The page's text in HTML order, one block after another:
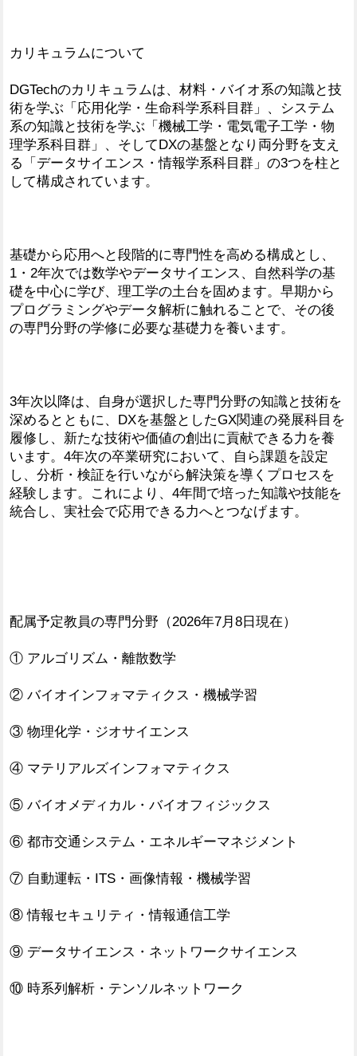
カリキュラムについて
DGTechのカリキュラムは、材料・バイオ系の知識と技
術を学ぶ「応用化学・生命科学系科目群」、システム
系の知識と技術を学ぶ「機械工学・電気電子工学・物
理学系科目群」、そしてDXの基盤となり両分野を支え
る「データサイエンス・情報学系科目群」の3つを柱と
して構成されています。
基礎から応用へと段階的に専門性を高める構成とし、
1・2年次では数学やデータサイエンス、自然科学の基
礎を中心に学び、理工学の土台を固めます。早期から
プログラミングやデータ解析に触れることで、その後
の専門分野の学修に必要な基礎力を養います。
3年次以降は、自身が選択した専門分野の知識と技術を
深めるとともに、DXを基盤としたGX関連の発展科目を
履修し、新たな技術や価値の創出に貢献できる力を養
います。4年次の卒業研究において、自ら課題を設定
し、分析・検証を行いながら解決策を導くプロセスを
経験します。これにより、4年間で培った知識や技能を
統合し、実社会で応用できる力へとつなげます。
配属予定教員の専門分野（2026年7月8日現在）
① アルゴリズム・離散数学
② バイオインフォマティクス・機械学習
③ 物理化学・​ジオサイエンス
④ マテリアルズインフォマティクス
⑤ バイオメディカル・バイオフィジックス
⑥ 都市交通システム・エネルギーマネジメント
⑦ 自動運転・ITS・画像情報・機械学習
⑧ 情報セキュリティ・情報通信工学
⑨ データサイエンス・ネットワークサイエンス
⑩ 時系列解析・テンソルネットワーク